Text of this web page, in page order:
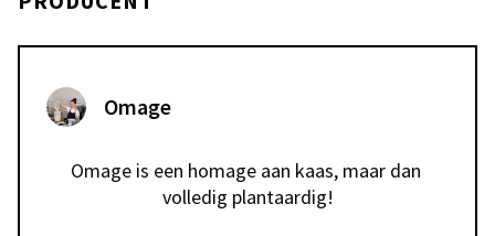
Omage
Omage is een homage aan kaas, maar dan
volledig plantaardig!